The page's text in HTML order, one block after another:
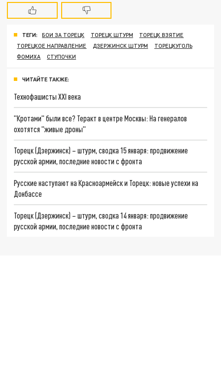
ТЕГИ: БОИ ЗА ТОРЕЦК ТОРЕЦК ШТУРМ
ТОРЕЦК ВЗЯТИЕ
ТОРЕЦКОЕ НАПРАВЛЕНИЕ
ДЗЕРЖИНСК ШТУРМ
ТОРЕЦКУГОЛЬ
ФОМИХА
СТУПОЧКИ
ЧИТАЙТЕ ТАКЖЕ:
Технофашисты XXI века
"Кротами" были все? Теракт в центре Москвы: На генералов
охотятся "живые дроны"
Торецк (Дзержинск) – штурм, сводка 15 января: продвижение
русской армии, последние новости с фронта
Русские наступают на Красноармейск и Торецк: новые успехи на
Донбассе
Торецк (Дзержинск) – штурм, сводка 14 января: продвижение
русской армии, последние новости с фронта